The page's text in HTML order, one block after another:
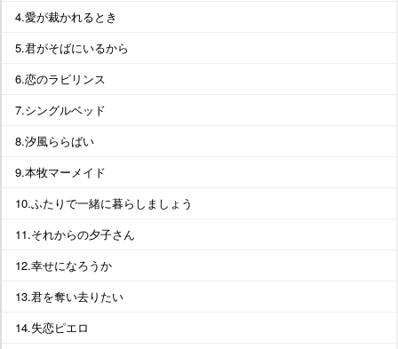
4.愛が裁かれるとき
5.君がそばにいるから
6.恋のラビリンス
7.シングルベッド
8.汐風ららばい
9.本牧マーメイド
10.ふたりで一緒に暮らしましょう
11.それからの夕子さん
12.幸せになろうか
13.君を奪い去りたい
14.失恋ピエロ